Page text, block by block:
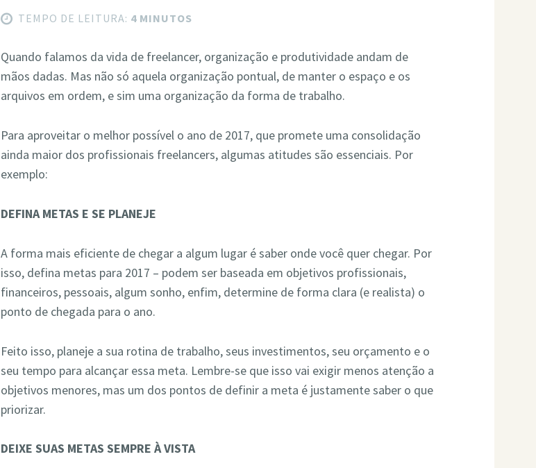
TEMPO DE LEITURA: 4 MINUTOS
Quando falamos da vida de freelancer, organização e produtividade andam de
mãos dadas. Mas não só aquela organização pontual, de manter o espaço e os
arquivos em ordem, e sim uma organização da forma de trabalho.
Para aproveitar o melhor possível o ano de 2017, que promete uma consolidação
ainda maior dos profissionais freelancers, algumas atitudes são essenciais. Por
exemplo:
DEFINA METAS E SE PLANEJE
A forma mais eficiente de chegar a algum lugar é saber onde você quer chegar. Por
isso, defina metas para 2017 – podem ser baseada em objetivos profissionais,
financeiros, pessoais, algum sonho, enfim, determine de forma clara (e realista) o
ponto de chegada para o ano.
Feito isso, planeje a sua rotina de trabalho, seus investimentos, seu orçamento e o
seu tempo para alcançar essa meta. Lembre-se que isso vai exigir menos atenção a
objetivos menores, mas um dos pontos de definir a meta é justamente saber o que
priorizar.
DEIXE SUAS METAS SEMPRE À VISTA